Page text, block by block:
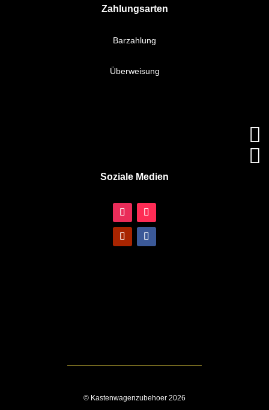
Zahlungsarten
Barzahlung
Überweisung
Soziale Medien


© Kastenwagenzubehoer 2026